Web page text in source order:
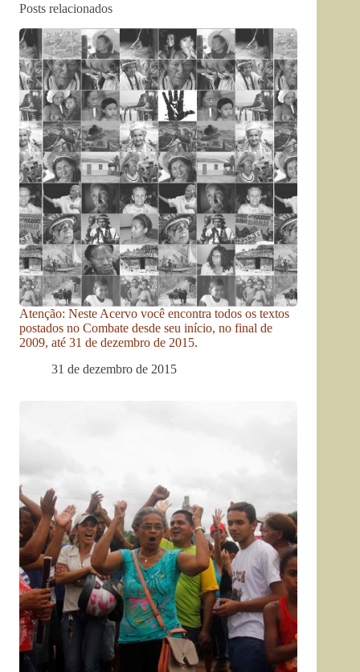
Posts relacionados
Atenção: Neste Acervo você encontra todos os textos
postados no Combate desde seu início, no final de
2009, até 31 de dezembro de 2015.
31 de dezembro de 2015